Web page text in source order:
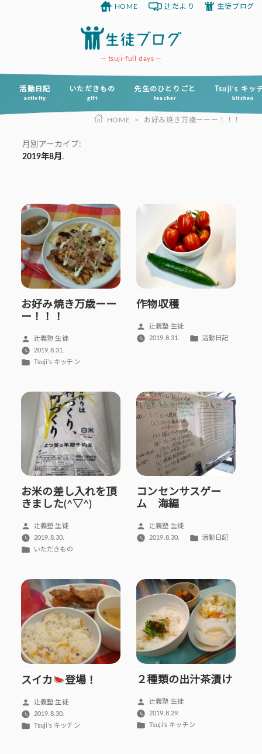
ツ
tsuji-full days
活動日記
activity
いただきもの
gift
先生のひとりごと
teacher
Tsuji’s キッ
kitchen
HOME 辻だより 生徒ブログ
HOME > お好み焼き万歳ーーー！！！
月別アーカイブ:
2019年8月
お好み焼き万歳ーー
ー！！！
投
稿
者:
辻義塾 生徒
2019.8.31.
カ
Tsuji’s キッチン
作物収穫
投
稿
辻義塾 生徒
2019.8.31.
カ
活動日記
お米の差し入れを頂
きました(^▽^)
投
稿
者:
辻義塾 生徒
2019.8.30.
カ
リ
ー:
いただきもの
コンセンサスゲー
ム 海編
投
稿
辻義塾 生徒
2019.8.30.
カ
ー:
活動日記
スイカ 登場！
投
稿
者:
辻義塾 生徒
2019.8.30.
カ
Tsuji’s キッチン
２種類の出汁茶漬け
投
稿
者:
辻義塾 生徒
2019.8.29.
カ
Tsuji’s キッチン